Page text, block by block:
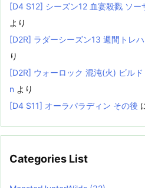
[D4 S12] シーズン12 血宴殺戮 ソー
より
[D2R] ラダーシーズン13 週間トレ
り
[D2R] ウォーロック 混沌(火) ビル
n より
[D4 S11] オーラパラディン その後
Categories List